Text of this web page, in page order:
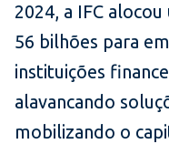
2024, a IFC
56 bilhões para
instituições
alavancando
mobilizando o